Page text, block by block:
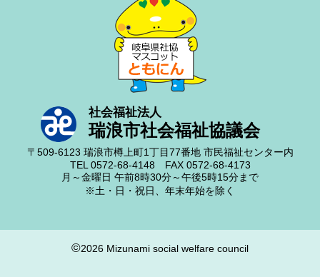
社会福祉法人
瑞浪市社会福祉協議会
〒509-6123 瑞浪市樽上町1丁目77番地 市民福祉センター内
TEL 0572-68-4148 FAX 0572-68-4173
月～金曜日 午前8時30分～午後5時15分まで
※土・日・祝日、年末年始を除く
©2026 Mizunami social welfare council